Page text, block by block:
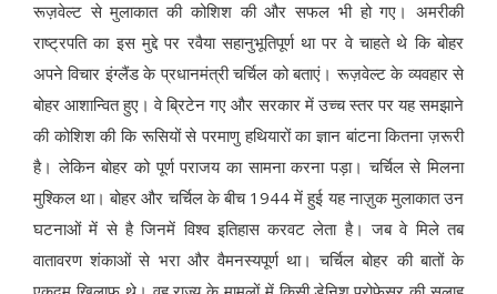
रूज़वेल्ट से मुलाकात की कोशिश की और सफल भी हो गए। अमरीकी
राष्ट्रपति का इस मुद्दे पर रवैया सहानुभूतिपूर्ण था पर वे चाहते थे कि बोहर
अपने विचार इंग्लैंड के प्रधानमंत्री चर्चिल को बताएं। रूज़वेल्ट के व्यवहार से
बोहर आशान्वित हुए। वे ब्रिटेन गए और सरकार में उच्च स्तर पर यह समझाने
की कोशिश की कि रूसियों से परमाणु हथियारों का ज्ञान बांटना कितना ज़रूरी
है। लेकिन बोहर को पूर्ण पराजय का सामना करना पड़ा। चर्चिल से मिलना
मुश्किल था। बोहर और चर्चिल के बीच 1944 में हुई यह नाज़ुक मुलाकात उन
घटनाओं में से है जिनमें विश्व इतिहास करवट लेता है। जब वे मिले तब
वातावरण शंकाओं से भरा और वैमनस्यपूर्ण था। चर्चिल बोहर की बातों के